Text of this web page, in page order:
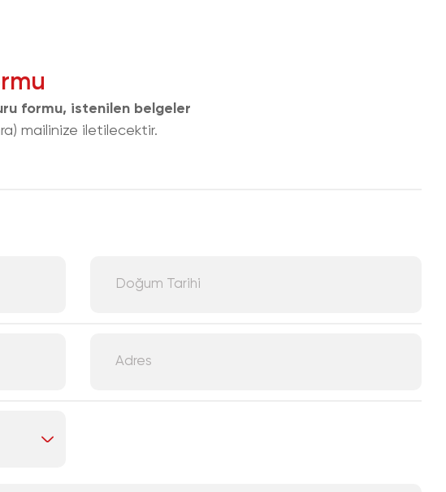
formu, istenilen belgeler
mailinize iletilecektir.